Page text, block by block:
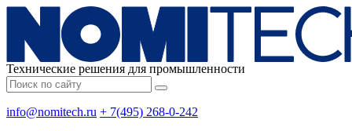
Технические решения для промышленности
info@nomitech.ru + 7(495) 268-0-242